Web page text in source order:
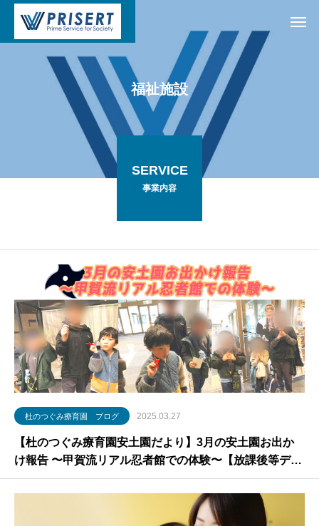
福祉施設
SERVICE
事業内容
杜のつぐみ療育園 ブログ 2025.03.27
【杜のつぐみ療育園安土園だより】3月の安土園お出か
け報告 〜甲賀流リアル忍者館での体験〜【放課後等デイ
サービス・児童発達障害】